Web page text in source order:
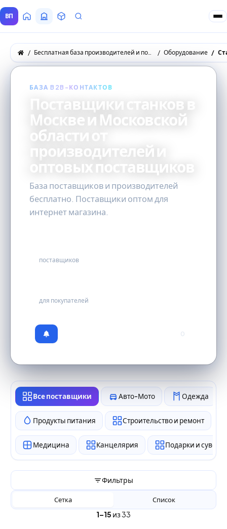
ВП ГлавнаяВсе Поставщики
ТоварыЗапросы покупателей
Бесплатная база производителей и поставщиков товаров оптом Оборудование
БАЗА B2B-КОНТАКТОВ
Поставщики станков в
Москве и Московской
области от
производителей и
оптовых поставщиков
База поставщиков и производителей
бесплатно. Поставщики оптом для
интернет магазина.
поставщиков
для покупателей
0
Все поставщики Авто-Мото Одежда
Продукты питания Строительство и ремонт
Медицина Канцелярия Подарки и
Фильтры
1–15 из 33
Сетка Список